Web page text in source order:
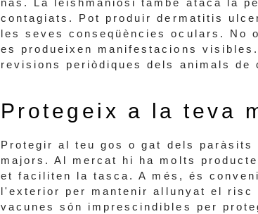
nas. La leishmaniosi també ataca la
contagiats. Pot produir dermatitis
les seves conseqüències oculars. No
es produeixen manifestacions
revisions periòdiques dels animals de
Protegeix a la teva
Protegir al teu gos o gat dels
majors. Al mercat hi ha molts
et faciliten la tasca. A més, és
l'exterior per mantenir allunyat el risc
vacunes són imprescindibles per